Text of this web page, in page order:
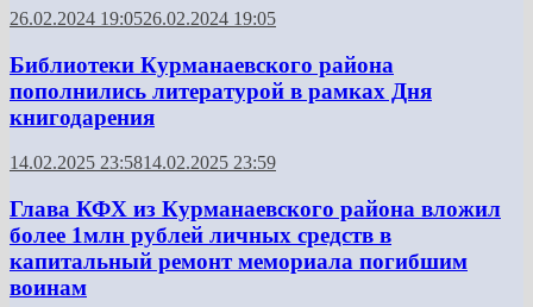
26.02.2024 19:0526.02.2024 19:05
Библиотеки Курманаевского района
пополнились литературой в рамках Дня
книгодарения
14.02.2025 23:5814.02.2025 23:59
Глава КФХ из Курманаевского района вложил
более 1млн рублей личных средств в
капитальный ремонт мемориала погибшим
воинам